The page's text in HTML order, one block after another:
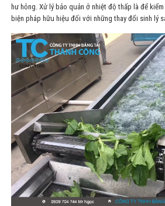
hư hỏng. Xử lý bảo quản ở nhiệt độ thấp là để
biện pháp hữu hiệu đối với những thay đổi sinh lý